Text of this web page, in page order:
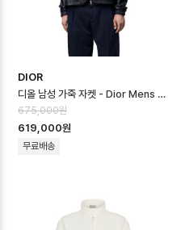
DIOR
디올 남성 가죽 자켓 - Dior Mens Leather Jacket - dic16664x
675,000원
619,000원
무료배송